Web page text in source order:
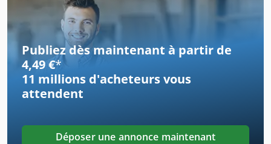
Dmu 35 M
Fai 338
Fai 410
Fai 595
Fers De Rabot
Publiez dès maintenant à partir de
4,49 €*
11 millions d'acheteursvous
attendent
Déposer une annonce maintenant